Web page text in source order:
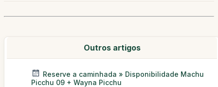
Outros artigos
Reserve a caminhada » Disponibilidade Machu
Picchu 09 + Wayna Picchu